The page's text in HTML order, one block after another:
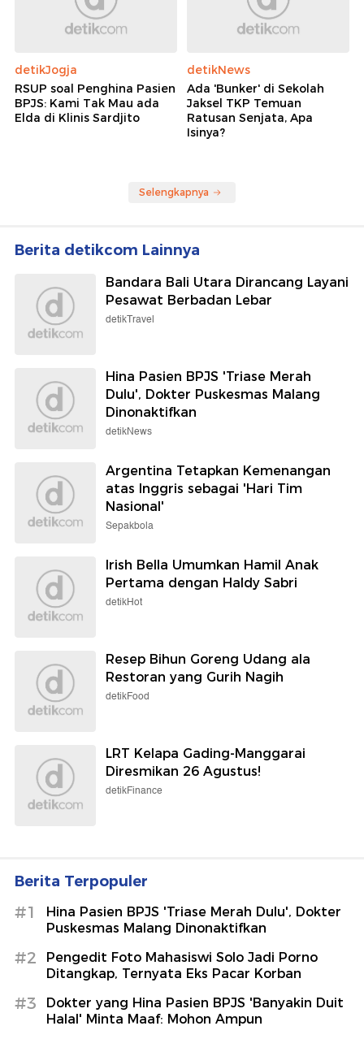
detikJogja
RSUP soal Penghina Pasien
BPJS: Kami Tak Mau ada
Elda di Klinis Sardjito
detikNews
Ada 'Bunker' di Sekolah
Jaksel TKP Temuan
Ratusan Senjata, Apa
Isinya?
Selengkapnya
Berita detikcom Lainnya
Bandara Bali Utara Dirancang Layani
Pesawat Berbadan Lebar
detikTravel
Hina Pasien BPJS 'Triase Merah
Dulu', Dokter Puskesmas Malang
Dinonaktifkan
detikNews
Argentina Tetapkan Kemenangan
atas Inggris sebagai 'Hari Tim
Nasional'
Sepakbola
Irish Bella Umumkan Hamil Anak
Pertama dengan Haldy Sabri
detikHot
Resep Bihun Goreng Udang ala
Restoran yang Gurih Nagih
detikFood
LRT Kelapa Gading-Manggarai
Diresmikan 26 Agustus!
detikFinance
Berita Terpopuler
#1
Hina Pasien BPJS 'Triase Merah Dulu', Dokter
Puskesmas Malang Dinonaktifkan
#2
Pengedit Foto Mahasiswi Solo Jadi Porno
Ditangkap, Ternyata Eks Pacar Korban
#3
Dokter yang Hina Pasien BPJS 'Banyakin Duit
Halal' Minta Maaf: Mohon Ampun